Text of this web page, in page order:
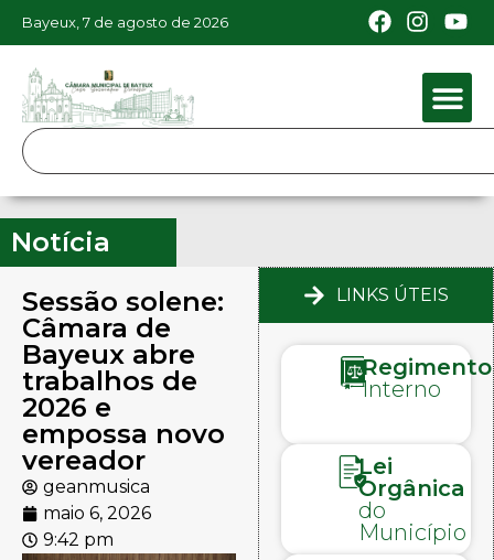
Bayeux, 7 de agosto de 2026
Notícia
Sessão solene:
Câmara de
Bayeux abre
trabalhos de
2026 e
empossa novo
vereador
geanmusica
maio 6, 2026
9:42 pm
LINKS ÚTEIS
Regimento
Interno
Lei
Orgânica
do
Município